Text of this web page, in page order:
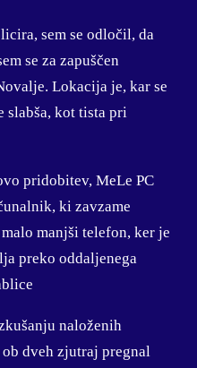
sem se odločil, da
se za zapuščen
Lokacija je, kar se
slabša, kot tista pri
pridobitev, MeLe PC
ki zavzame
manjši telefon, ker je
preko oddaljenega
naloženih
dveh zjutraj pregnal